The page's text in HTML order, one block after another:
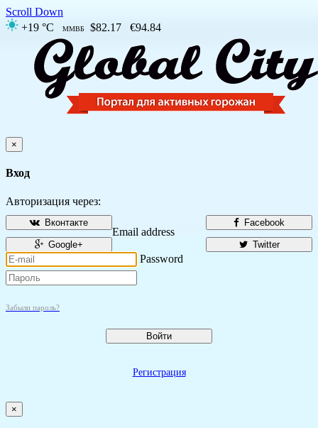
Scroll Down
+19 °C
ММВБ $82.17 €94.84
×
Вход
Авторизация через:
Facebook
Вконтакте
Twitter
Google+
Email address
Password
Забыли пароль?
Войти
Регистрация
×